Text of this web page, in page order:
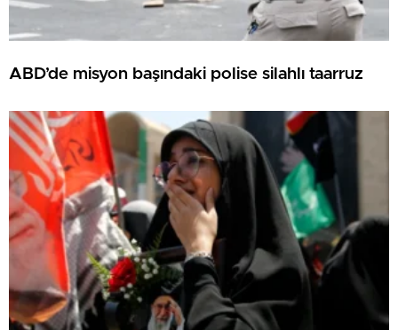
ABD’de misyon başındaki polise silahlı taarruz